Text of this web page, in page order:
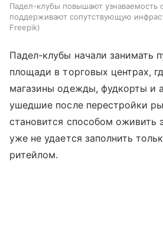
Падел-клубы повышают узнаваемость
поддерживают сопутствующую
Freepik
Падел-клубы начали занимать
площади в торговых центрах,
магазины одежды, фудкорты и
ушедшие после перестройки
становится способом оживить
уже не удается заполнить
ритейлом.